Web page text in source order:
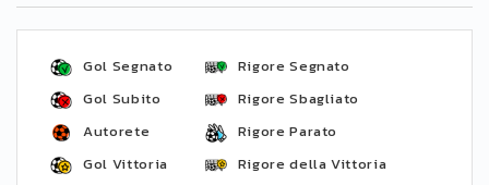
Gol Segnato
Gol Subito
Autorete
Gol Vittoria
Rigore Segnato
Rigore Sbagliato
Rigore Parato
Rigore della Vittoria